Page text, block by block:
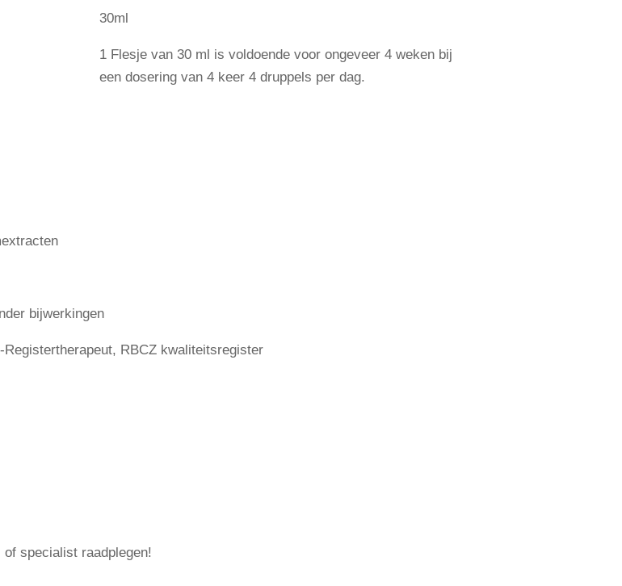
30ml
1 Flesje van 30 ml is voldoende voor ongeveer 4 weken bij
een dosering van 4 keer 4 druppels per dag.
bijwerkingen
RBCZ kwaliteitsregister
specialist raadplegen!